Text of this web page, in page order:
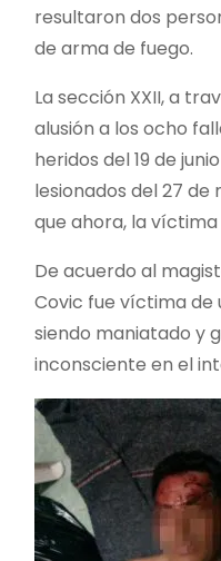
resultaron dos
de arma de fuego.
La sección XXII, a
alusión a los ocho
heridos del 19 de
lesionados del 27
que ahora, la
De acuerdo al
Covic fue víctima
siendo maniatado y
inconsciente en el